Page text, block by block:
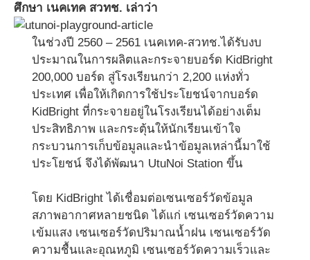
ศึกษา เนคเทค สวทช. เล่าว่า
ในช่วงปี 2560 – 2561 เนคเทค-สวทช.ได้รับงบ
ประมาณในการผลิตและกระจายบอร์ด KidBright
200,000 บอร์ด สู่โรงเรียนกว่า 2,200 แห่งทั่ว
ประเทศ เพื่อให้เกิดการใช้ประโยชน์จากบอร์ด
KidBright ที่กระจายอยู่ในโรงเรียนได้อย่างเต็ม
ประสิทธิภาพ และกระตุ้นให้นักเรียนเข้าใจ
กระบวนการเก็บข้อมูลและนำข้อมูลเหล่านี้มาใช้
ประโยชน์ จึงได้พัฒนา UtuNoi Station ขึ้น
โดย KidBright ได้เชื่อมต่อเซนเซอร์วัดข้อมูล
สภาพอากาศหลายชนิด ได้แก่ เซนเซอร์วัดความ
เข้มแสง เซนเซอร์วัดปริมาณน้ำฝน เซนเซอร์วัด
ความชื้นและอุณหภูมิ เซนเซอร์วัดความเร็วและ